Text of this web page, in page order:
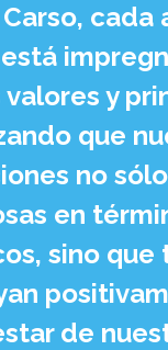
cada
y
que
no
en
sino que
de